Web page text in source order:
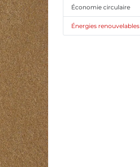
Économie circulaire
Énergies renouvelables